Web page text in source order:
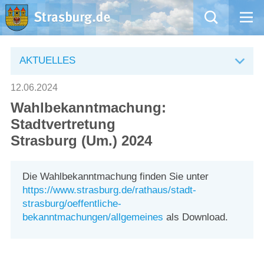
Aktuelles
Rathaus
Natur – Kultur – Tourismus
Wirtschaft
AKTUELLES
12.06.2024
Wahlbekanntmachung:
Stadtvertretung
Strasburg (Um.) 2024
Die Wahlbekanntmachung finden Sie unter
https://www.strasburg.de/rathaus/stadt-
strasburg/oeffentliche-
bekanntmachungen/allgemeines als Download.